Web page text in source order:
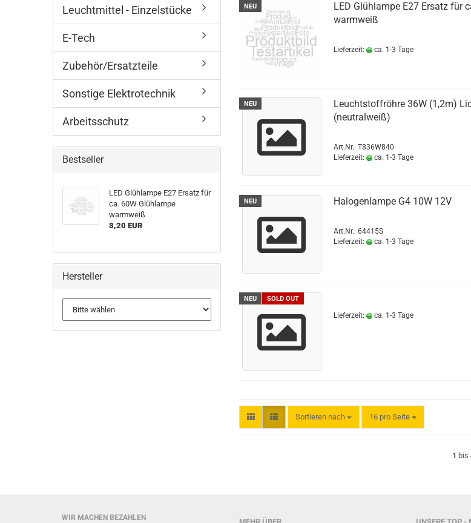
NEU
LED Glühlampe E27 Ersatz für
warmweiß
Lieferzeit: ca. 1-3 Tage
NEU
Leuchtstoffröhre 36W (1,2m)
(neutralweiß)
Art.Nr.: T836W840
Lieferzeit:
ca. 1-3 Tage
NEU Halogenlampe G4 10W 12V
Art.Nr.: 64415S
Lieferzeit:
ca. 1-3 Tage
NEU SOLD OUT
Lieferzeit: ca. 1-3 Tage
Sortieren nach
Sortieren nach 16 pro Seite
pro Seite
1 bis
Leuchtmittel - Einzelstücke
E-Tech
Zubehör/Ersatzteile
Sonstige Elektrotechnik
Arbeitsschutz
Bestseller
LED Glühlampe E27 Ersatz für
ca. 60W Glühlampe
warmweiß
3,20 EUR
Hersteller
WIR MACHEN BEZAHLEN